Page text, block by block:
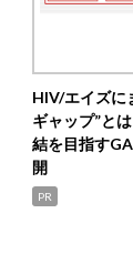
HIV/エイズに
ギャップ”と
結を目指す
開
PR